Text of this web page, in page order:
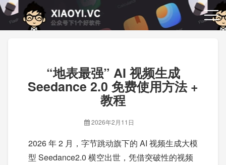
“地表最强” AI 视频生成
Seedance 2.0 免费使用方法 +
教程
2026年2月11日
2026 年 2 月，字节跳动旗下的 AI 视频生成大模
型 Seedance2.0 横空出世，凭借突破性的视频